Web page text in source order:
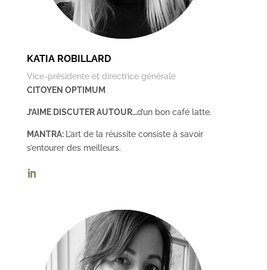
KATIA ROBILLARD
Vice-présidente et directrice générale
CITOYEN OPTIMUM
J’AIME DISCUTER AUTOUR…d’un bon café latte.
MANTRA: L’art de la réussite consiste à savoir
s’entourer des meilleurs.